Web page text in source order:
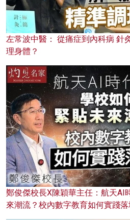
左常波中醫： 從痛症到內科病 針
理身體？
鄭俊傑校長X陳穎華主任：航天AI
來潮流？校內數字教育如何實踐落